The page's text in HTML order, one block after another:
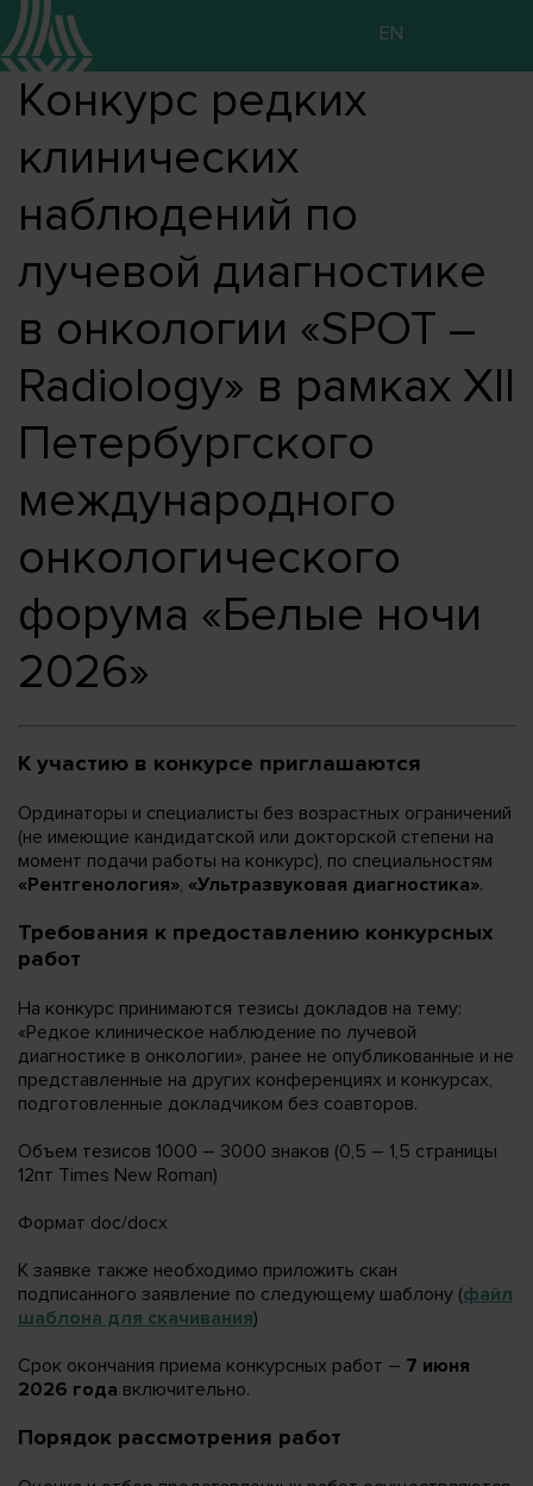
EN
Конкурс редких
клинических
наблюдений по
лучевой диагностике
в онкологии «SPOT –
Radiology» в рамках XII
Петербургского
международного
онкологического
форума «Белые ночи
2026»
К участию в конкурсе приглашаются
Ординаторы и специалисты без возрастных ограничений
(не имеющие кандидатской или докторской степени на
момент подачи работы на конкурс), по специальностям
«Рентгенология», «Ультразвуковая диагностика».
Требования к предоставлению конкурсных
работ
На конкурс принимаются тезисы докладов на тему:
«Редкое клиническое наблюдение по лучевой
диагностике в онкологии», ранее не опубликованные и не
представленные на других конференциях и конкурсах,
подготовленные докладчиком без соавторов.
Объем тезисов 1000 – 3000 знаков (0,5 – 1,5 страницы
12пт Times New Roman)
Формат doc/docx
К заявке также необходимо приложить скан
подписанного заявление по следующему шаблону (файл
шаблона для скачивания)
Срок окончания приема конкурсных работ – 7 июня
2026 года включительно.
Порядок рассмотрения работ